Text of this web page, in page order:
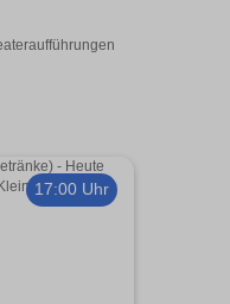
17:00 Uhr